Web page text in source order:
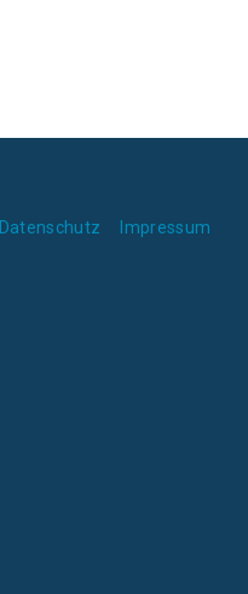
Datenschutz
Impressum